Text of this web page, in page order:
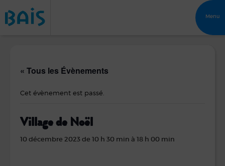
Menu
« Tous les Évènements
Cet évènement est passé.
Village de Noël
10 décembre 2023 de 10 h 30 min à 18 h 00 min